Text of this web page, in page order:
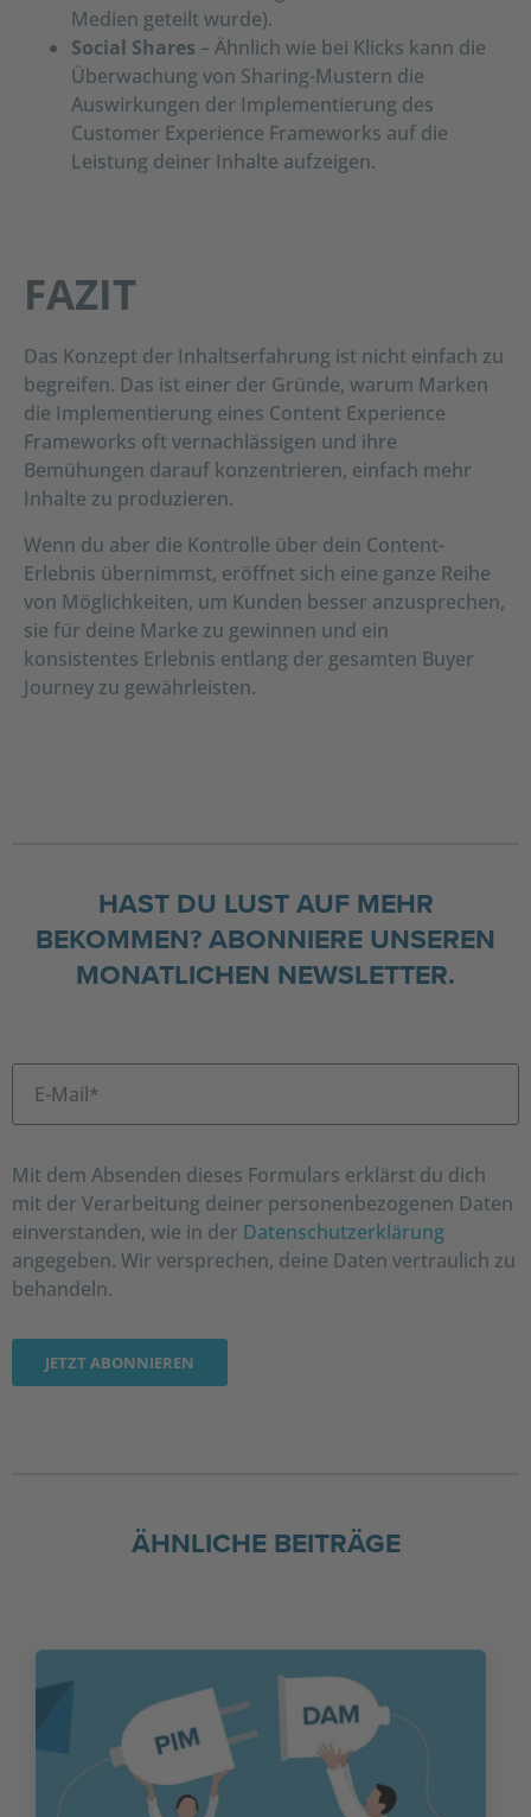
Medien geteilt wurde).
Social Shares – Ähnlich wie bei Klicks kann die
Überwachung von Sharing-Mustern die
Auswirkungen der Implementierung des
Customer Experience Frameworks auf die
Leistung deiner Inhalte aufzeigen.
FAZIT
Das Konzept der Inhaltserfahrung ist nicht einfach zu
begreifen. Das ist einer der Gründe, warum Marken
die Implementierung eines Content Experience
Frameworks oft vernachlässigen und ihre
Bemühungen darauf konzentrieren, einfach mehr
Inhalte zu produzieren.
Wenn du aber die Kontrolle über dein Content-
Erlebnis übernimmst, eröffnet sich eine ganze Reihe
von Möglichkeiten, um Kunden besser anzusprechen,
sie für deine Marke zu gewinnen und ein
konsistentes Erlebnis entlang der gesamten Buyer
Journey zu gewährleisten.
HAST DU LUST AUF MEHR
BEKOMMEN? ABONNIERE UNSEREN
MONATLICHEN NEWSLETTER.
Mit dem Absenden dieses Formulars erklärst du dich
mit der Verarbeitung deiner personenbezogenen Daten
einverstanden, wie in der Datenschutzerklärung
angegeben. Wir versprechen, deine Daten vertraulich zu
behandeln.
ÄHNLICHE BEITRÄGE